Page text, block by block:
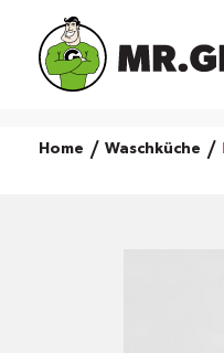
Home Waschküche